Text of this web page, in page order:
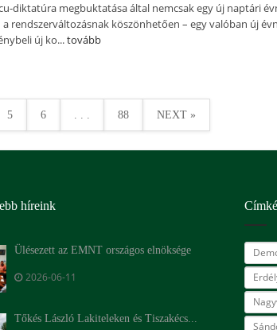
diktatúra megbuktatása által nemcsak egy új naptári
a rendszerváltozásnak köszönhetően – egy valóban új
új ko...tovább
5 6 . . . 88 NEXT »
híreink
Ülésezett az EMNT országos elnöksége
2026-06-11
Tőkés László Lakiteleken és Tiszakécs...